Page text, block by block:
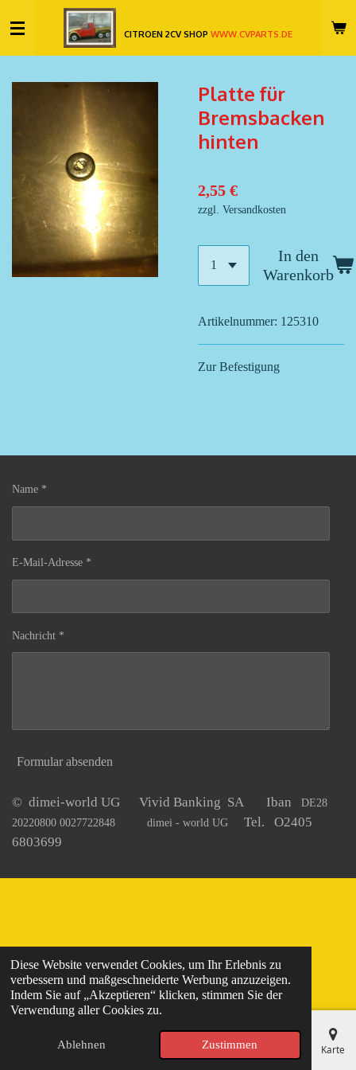
Diese Website verwendet Cookies, um Ihr Erlebnis zu
verbessern und maßgeschneiderte Werbung anzuzeigen.
Indem Sie auf „Akzeptieren“ klicken, stimmen Sie der
Verwendung aller Cookies zu.
Ablehnen Zustimmen
Hauptinhalt
springen
CITROEN 2CV SHOPWWW.CVPARTS.DE
Platte für
Bremsbacken
hinten
2,55 €
zzgl. Versandkosten
In den
Warenkorb
Artikelnummer: 125310
Zur Befestigung
Name *
E-Mail-Adresse *
Nachricht *
Formular absenden
© dimei-world UG Vivid Banking SA Iban
DE28
20220800 0027722848 dimei - world UG Tel. O2405
6803699
E-Mail Telefon Karte